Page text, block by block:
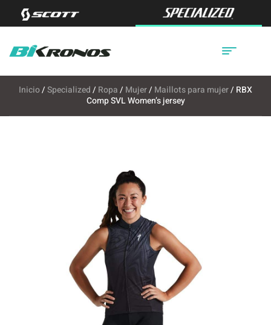
Inicio/Specialized/ Ropa/ Mujer/ Maillots para mujer/ RBX
Comp SVL Women’s jersey